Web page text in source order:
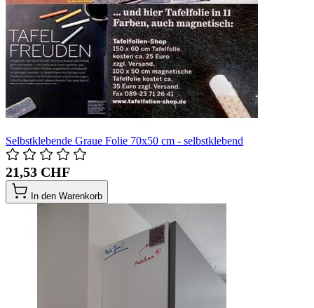
Selbstklebende Graue Folie 70x50 cm - selbstklebend
21,53 CHF
In den Warenkorb